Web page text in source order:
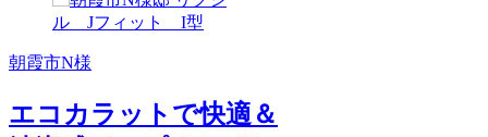
朝霞市N様
エコカラットで快適＆